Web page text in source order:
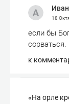
18
если бы
сорваться.
к
«На орле